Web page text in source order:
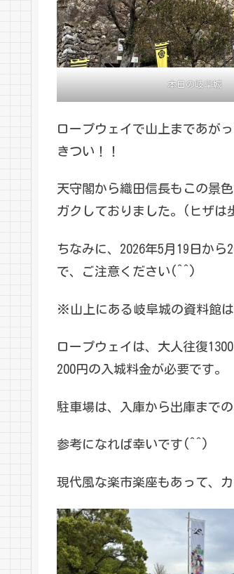
本日の岐阜城
ロープウェイで山上まであが
きつい！！
天守閣から織田信長もこの景
ガクしておりました。(ヒザは
ちなみに、2026年5月19日か
で、ご注意ください(^^)
※山上にある岐阜城の資料館
ロープウェイは、大人往復
200円の入城料金が必要です。
駐車場は、入庫から出庫まで
参考になれば幸いです(^^)
現代風な楽市楽座もあって、